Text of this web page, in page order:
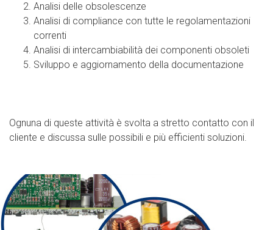
Analisi delle obsolescenze
Analisi di compliance con tutte le regolamentazioni
correnti
Analisi di intercambiabilità dei componenti obsoleti
Sviluppo e aggiornamento della documentazione
Ognuna di queste attività è svolta a stretto contatto con il
cliente e discussa sulle possibili e più efficienti soluzioni.